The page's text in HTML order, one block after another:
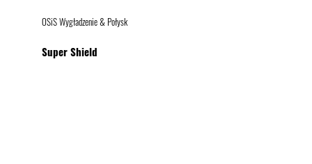
OSiS Wygładzenie & Połysk
Super Shield